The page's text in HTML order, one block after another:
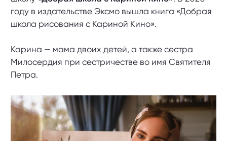
году в издательстве Эксмо вышла книга «Добрая
школа рисования с Кариной Кино».
Карина — мама двоих детей, а также сестра
Милосердия при сестричестве во имя Святителя
Петра.